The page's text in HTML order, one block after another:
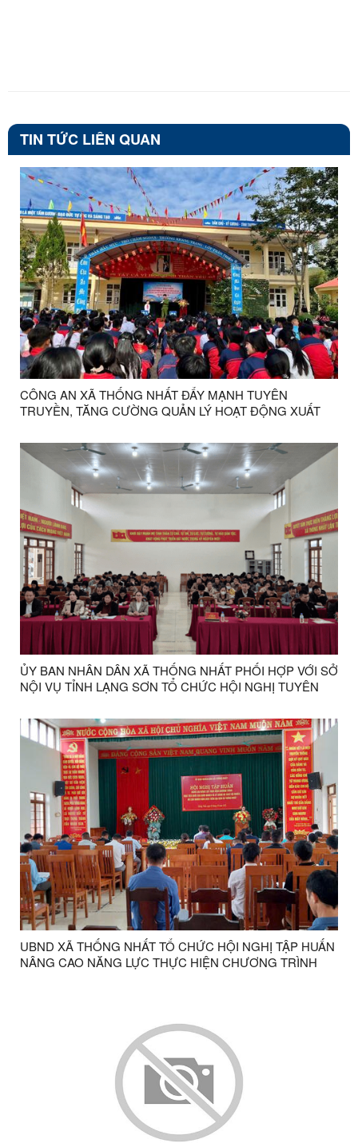
TIN TỨC LIÊN QUAN
CÔNG AN XÃ THỐNG NHẤT ĐẨY MẠNH TUYÊN
TRUYỀN, TĂNG CƯỜNG QUẢN LÝ HOẠT ĐỘNG XUẤT
ỦY BAN NHÂN DÂN XÃ THỐNG NHẤT PHỐI HỢP VỚI SỞ
NỘI VỤ TỈNH LẠNG SƠN TỔ CHỨC HỘI NGHỊ TUYÊN
UBND XÃ THỐNG NHẤT TỔ CHỨC HỘI NGHỊ TẬP HUẤN
NÂNG CAO NĂNG LỰC THỰC HIỆN CHƯƠNG TRÌNH